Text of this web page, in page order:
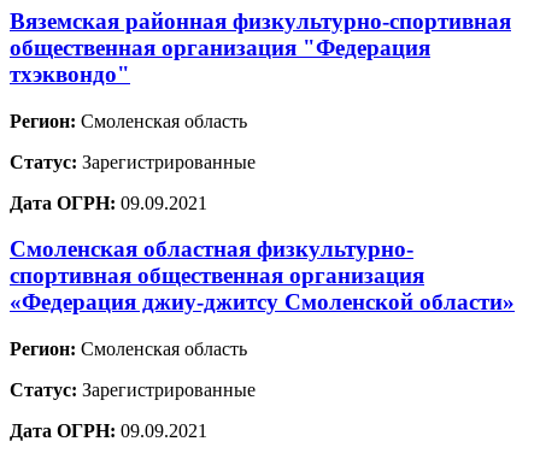
Вяземская районная физкультурно-спортивная
общественная организация "Федерация
тхэквондо"
Регион: Смоленская область
Статус: Зарегистрированные
Дата ОГРН: 09.09.2021
Смоленская областная физкультурно-
спортивная общественная организация
«Федерация джиу-джитсу Смоленской области»
Регион: Смоленская область
Статус: Зарегистрированные
Дата ОГРН: 09.09.2021